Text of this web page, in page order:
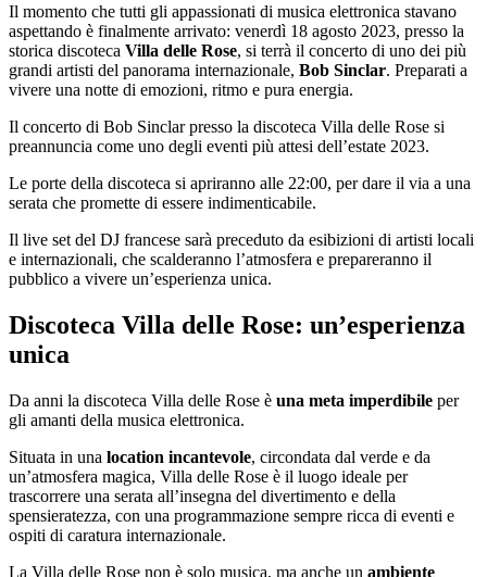
Il momento che tutti gli appassionati di musica elettronica stavano
aspettando è finalmente arrivato: venerdì 18 agosto 2023, presso la
storica discoteca Villa delle Rose, si terrà il concerto di uno dei più
grandi artisti del panorama internazionale, Bob Sinclar. Preparati a
vivere una notte di emozioni, ritmo e pura energia.
Il concerto di Bob Sinclar presso la discoteca Villa delle Rose si
preannuncia come uno degli eventi più attesi dell’estate 2023.
Le porte della discoteca si apriranno alle 22:00, per dare il via a una
serata che promette di essere indimenticabile.
Il live set del DJ francese sarà preceduto da esibizioni di artisti locali
e internazionali, che scalderanno l’atmosfera e prepareranno il
pubblico a vivere un’esperienza unica.
Discoteca Villa delle Rose: un’esperienza
unica
Da anni la discoteca Villa delle Rose è una meta imperdibile per
gli amanti della musica elettronica.
Situata in una location incantevole, circondata dal verde e da
un’atmosfera magica, Villa delle Rose è il luogo ideale per
trascorrere una serata all’insegna del divertimento e della
spensieratezza, con una programmazione sempre ricca di eventi e
ospiti di caratura internazionale.
La Villa delle Rose non è solo musica, ma anche un ambiente